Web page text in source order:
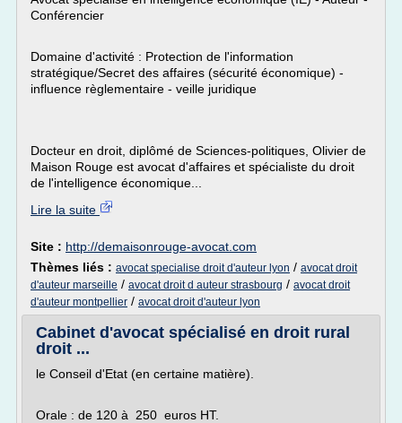
Conférencier
Domaine d'activité : Protection de l'information
stratégique/Secret des affaires (sécurité économique) -
influence règlementaire - veille juridique
Docteur en droit, diplômé de Sciences-politiques, Olivier de
Maison Rouge est avocat d'affaires et spécialiste du droit
de l'intelligence économique...
Lire la suite
Site : http://demaisonrouge-avocat.com
Thèmes liés : avocat specialise droit d'auteur lyon / avocat droit
d'auteur marseille / avocat droit d auteur strasbourg / avocat droit
d'auteur montpellier / avocat droit d'auteur lyon
Cabinet d'avocat spécialisé en droit rural
droit ...
le Conseil d'Etat (en certaine matière).
Orale : de 120 à 250 euros HT.